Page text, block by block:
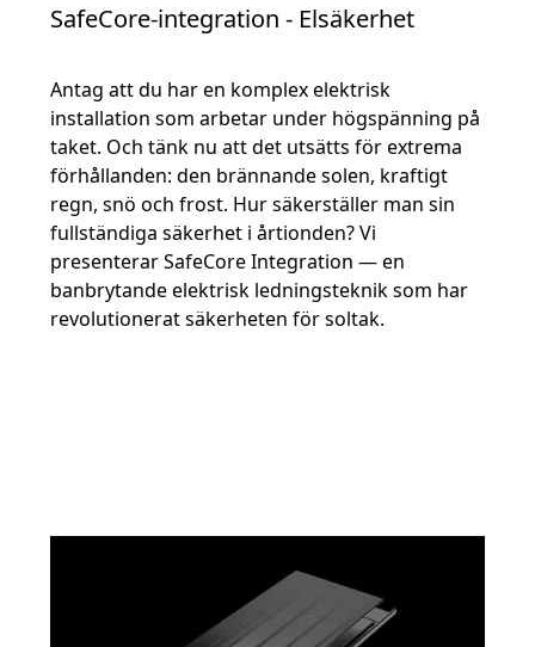
SafeCore-integration - Elsäkerhet
Antag att du har en komplex elektrisk
installation som arbetar under högspänning på
taket. Och tänk nu att det utsätts för extrema
förhållanden: den brännande solen, kraftigt
regn, snö och frost. Hur säkerställer man sin
fullständiga säkerhet i årtionden? Vi
presenterar SafeCore Integration — en
banbrytande elektrisk ledningsteknik som har
revolutionerat säkerheten för soltak.